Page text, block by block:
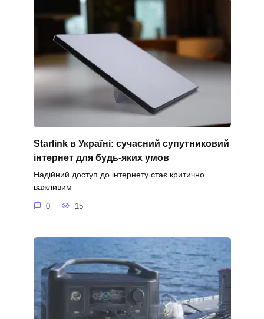
Starlink в Україні: сучасний супутниковий
інтернет для будь-яких умов
Надійний доступ до інтернету стає критично
важливим
0 15